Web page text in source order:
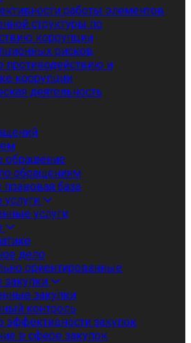
работы элементов
структуры по
коррупции
рисков
противодействию и
коррупции
деятельность
обращение
обращениям
база
услуги
дело
ориентированные
закупки
закупки
контроль
эффективности закупок
в сфере закупок